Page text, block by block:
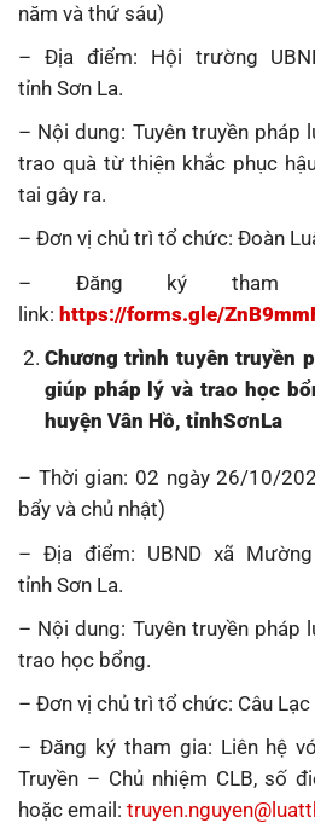
năm và thứ sáu)
– Địa điểm: Hội trường
tỉnh Sơn La.
– Nội dung: Tuyên truyền pháp
trao quà từ thiện khắc phục
tai gây ra.
– Đơn vị chủ trì tổ chức: Đoàn
– Đăng ký tham
link: https://forms.gle/
Chương trình tuyên truyền
giúp pháp lý và trao học
huyện Vân Hồ, tỉnhSơnLa
– Thời gian: 02 ngày 26/10/
bẩy và chủ nhật)
– Địa điểm: UBND xã
tỉnh Sơn La.
– Nội dung: Tuyên truyền pháp
trao học bổng.
– Đơn vị chủ trì tổ chức: Câu
– Đăng ký tham gia: Liên hệ
Truyền – Chủ nhiệm CLB, số
hoặc email: